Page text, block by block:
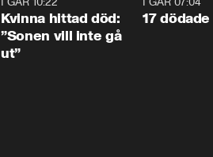
Kvinna hittad död:
”Sonen vill inte gå
ut”
17